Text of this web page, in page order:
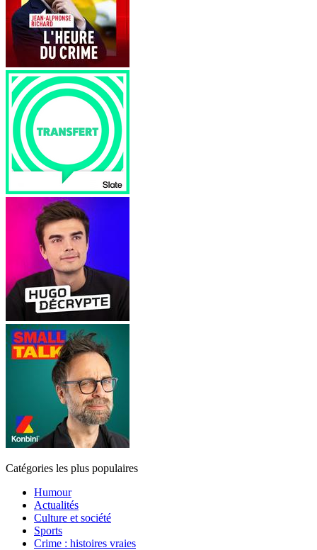
Catégories les plus populaires
Humour
Actualités
Culture et société
Sports
Crime : histoires vraies